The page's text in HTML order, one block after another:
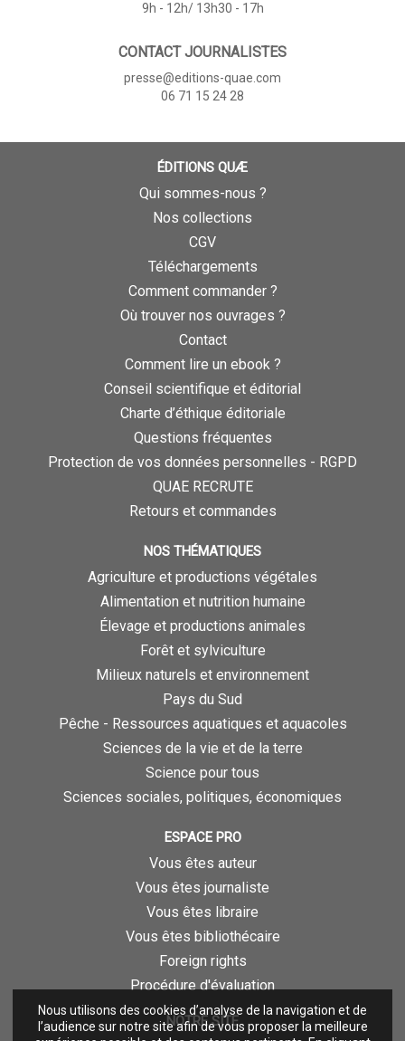
Nous utilisons des cookies d’analyse de la navigation et de
l’audience sur notre site afin de vous proposer la meilleure
9h - 12h/ 13h30 - 17h
CONTACT JOURNALISTES
presse@editions-quae.com
06 71 15 24 28
ÉDITIONS QUÆ
Qui sommes-nous ?
Nos collections
CGV
Téléchargements
Comment commander ?
Où trouver nos ouvrages ?
Contact
Comment lire un ebook ?
Conseil scientifique et éditorial
Charte d’éthique éditoriale
Questions fréquentes
Protection de vos données personnelles - RGPD
QUAE RECRUTE
Retours et commandes
NOS THÉMATIQUES
Agriculture et productions végétales
Alimentation et nutrition humaine
Élevage et productions animales
Forêt et sylviculture
Milieux naturels et environnement
Pays du Sud
Pêche - Ressources aquatiques et aquacoles
Sciences de la vie et de la terre
Science pour tous
Sciences sociales, politiques, économiques
ESPACE PRO
Vous êtes auteur
Vous êtes journaliste
Vous êtes libraire
Vous êtes bibliothécaire
Foreign rights
Procédure d'évaluation
NOTRE SITE